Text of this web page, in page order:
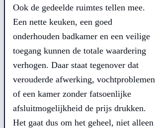
Ook de gedeelde ruimtes tellen mee.
Een nette keuken, een goed
onderhouden badkamer en een veilige
toegang kunnen de totale waardering
verhogen. Daar staat tegenover dat
verouderde afwerking, vochtproblemen
of een kamer zonder fatsoenlijke
afsluitmogelijkheid de prijs drukken.
Het gaat dus om het geheel, niet alleen